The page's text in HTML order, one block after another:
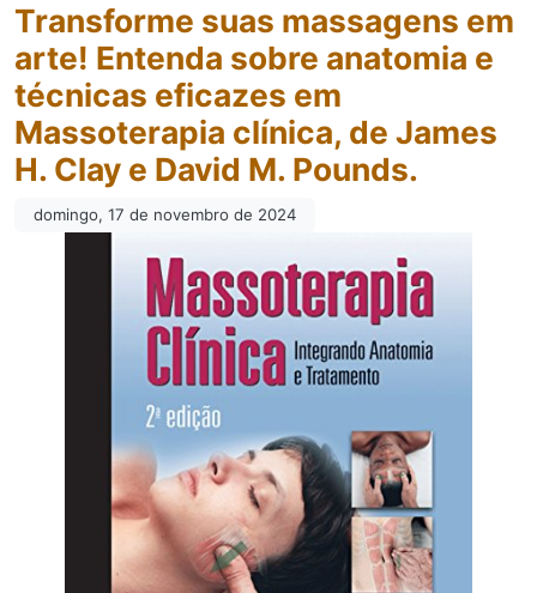
Transforme suas massagens em
arte! Entenda sobre anatomia e
técnicas eficazes em
Massoterapia clínica, de James
H. Clay e David M. Pounds.
domingo, 17 de novembro de 2024